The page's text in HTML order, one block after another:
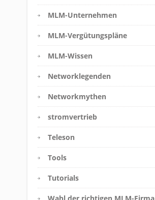
MLM-Unternehmen
MLM-Vergütungspläne
MLM-Wissen
Networklegenden
Networkmythen
stromvertrieb
Teleson
Tools
Tutorials